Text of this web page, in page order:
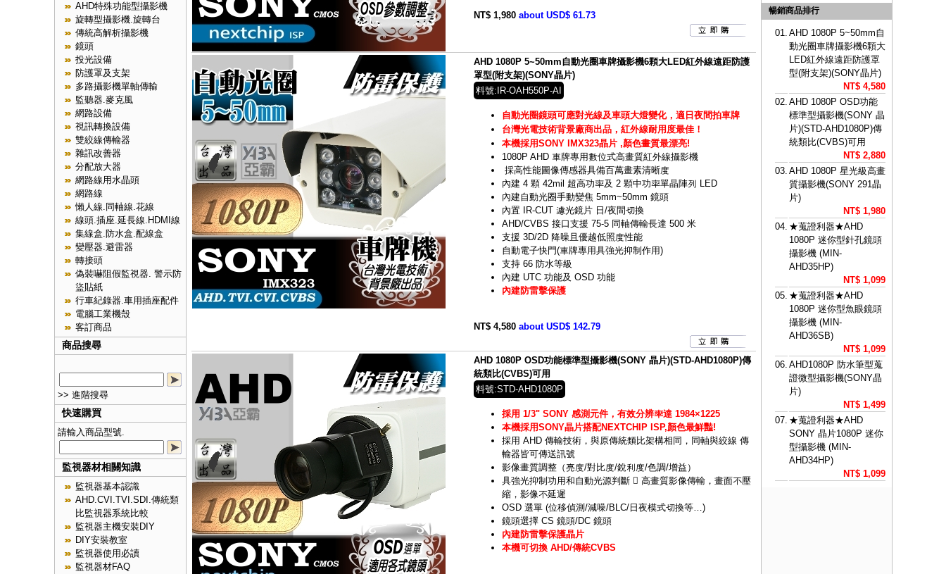
AHD特殊功能型攝影機
旋轉型攝影機.旋轉台
傳統高解析攝影機
鏡頭
投光設備
防護罩及支架
多路攝影機單軸傳輸
監聽器.麥克風
網路設備
視訊轉換設備
雙絞線傳輸器
雜訊改善器
分配放大器
網路線用水晶頭
網路線
懶人線.同軸線.花線
線頭.插座.延長線.HDMI線
集線盒.防水盒.配線盒
變壓器.避雷器
轉接頭
偽裝嚇阻假監視器. 警示防
盜貼紙
行車紀錄器.車用插座配件
電腦工業機殼
客訂商品
商品搜尋
>> 進階搜尋
快速購買
請輸入商品型號.
監視器材相關知識
監視器基本認識
AHD.CVI.TVI.SDI.傳統類
比監視器系統比較
監視器主機安裝DIY
DIY安裝教室
監視器使用必讀
監視器材FAQ
NT$ 1,980 about USD$ 61.73
AHD 1080P 5~50mm自動光圈車牌攝影機6顆大LED紅外線遠距防護
罩型(附支架)(SONY晶片)
料號:IR-OAH550P-AI
自動光圈鏡頭可應對光線及車頭大燈變化，適日夜間拍車牌
台灣光電技術背景廠商出品，紅外線耐用度最佳！
本機採用SONY IMX323晶片 ,顏色畫質最漂亮!
1080P AHD 車牌專用數位式高畫質紅外線攝影機
採高性能圖像傳感器具備百萬畫素清晰度
內建 4 顆 42mil 超高功率及 2 顆中功率單晶陣列 LED
內建自動光圈手動變焦 5mm~50mm 鏡頭
內置 IR-CUT 濾光鏡片 日/夜間切換
AHD/CVBS 接口支援 75-5 同軸傳輸長達 500 米
支援 3D/2D 降噪且優越低照度性能
自動電子快門(車牌專用具強光抑制作用)
支持 66 防水等級
內建 UTC 功能及 OSD 功能
內建防雷擊保護
NT$ 4,580 about USD$ 142.79
AHD 1080P OSD功能標準型攝影機(SONY 晶片)(STD-AHD1080P)傳
統類比(CVBS)可用
料號:STD-AHD1080P
採用 1/3" SONY 感測元件，有效分辨率達 1984×1225
本機採用SONY晶片搭配NEXTCHIP ISP,顏色最鮮豔!
採用 AHD 傳輸技術，與原傳統類比架構相同，同軸與絞線 傳
輸器皆可傳送訊號
影像畫質調整（亮度/對比度/銳利度/色調/增益）
具強光抑制功用和自動光源判斷  高畫質影像傳輸，畫面不壓
縮，影像不延遲
OSD 選單 (位移偵測/減噪/BLC/日夜模式切換等…)
鏡頭選擇 CS 鏡頭/DC 鏡頭
內建防雷擊保護晶片
本機可切換 AHD/傳統CVBS
暢銷商品排行
01. AHD 1080P 5~50mm自
動光圈車牌攝影機6顆大
LED紅外線遠距防護罩
型(附支架)(SONY晶片)
NT$ 4,580
02. AHD 1080P OSD功能
標準型攝影機(SONY 晶
片)(STD-AHD1080P)傳
統類比(CVBS)可用
NT$ 2,880
03. AHD 1080P 星光級高畫
質攝影機(SONY 291晶
片)
NT$ 1,980
04. ★蒐證利器★AHD
1080P 迷你型針孔鏡頭
攝影機 (MIN-
AHD35HP)
NT$ 1,099
05. ★蒐證利器★AHD
1080P 迷你型魚眼鏡頭
攝影機 (MIN-
AHD36SB)
NT$ 1,099
06. AHD1080P 防水筆型蒐
證微型攝影機(SONY晶
片)
NT$ 1,499
07. ★蒐證利器★AHD
SONY 晶片1080P 迷你
型攝影機 (MIN-
AHD34HP)
NT$ 1,099